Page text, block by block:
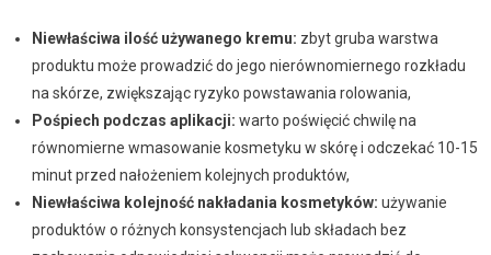
Niewłaściwa ilość używanego kremu: zbyt gruba warstwa
produktu może prowadzić do jego nierównomiernego rozkładu
na skórze, zwiększając ryzyko powstawania rolowania,
Pośpiech podczas aplikacji: warto poświęcić chwilę na
równomierne wmasowanie kosmetyku w skórę i odczekać 10-15
minut przed nałożeniem kolejnych produktów,
Niewłaściwa kolejność nakładania kosmetyków: używanie
produktów o różnych konsystencjach lub składach bez